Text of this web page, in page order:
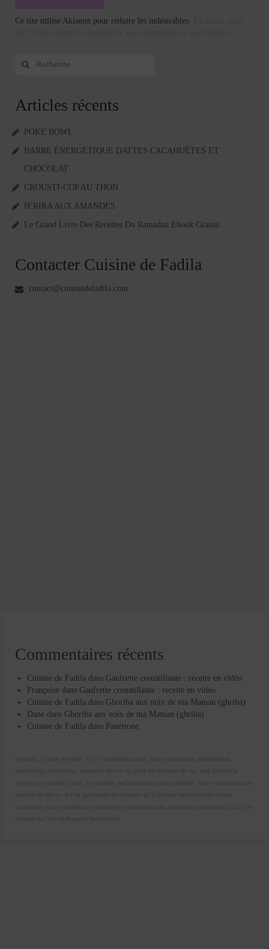
Ce site utilise Akismet pour réduire les indésirables.
Rechercher
Articles récents
POKE BOWL
BARRE ÉNERGÉTIQUE DATTES CACAHUÈTES ET
CHOCOLAT
CROUSTI-CUP AU THON
H’RIRA AUX AMANDES
Le Grand Livre Des Recettes Du Ramadan Ebook Gratuit
Contacter Cuisine de Fadila
contact@cuisinedefadila.com
Commentaires récents
Cuisine de Fadila dans Gaufrette croustillante : recette en vidéo
Françoise dans Gaufrette croustillante : recette en vidéo
Cuisine de Fadila dans Ghoriba aux noix de ma Maman (ghriba)
Dane dans Ghoriba aux noix de ma Maman (ghriba)
Cuisine de Fadila dans Panettone